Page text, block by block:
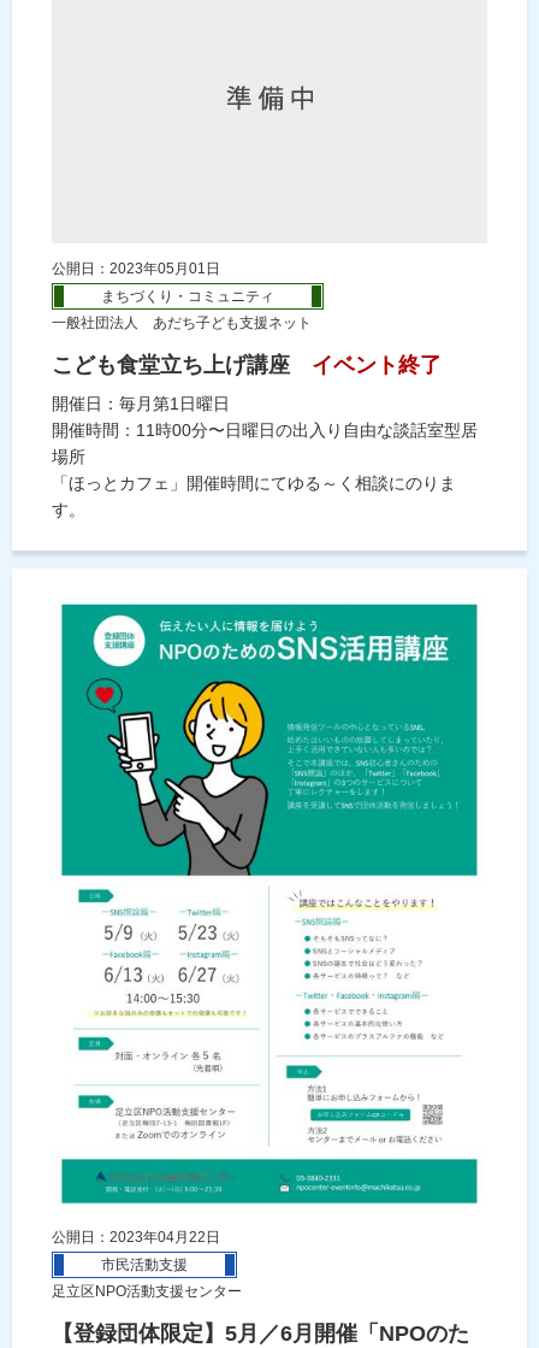
公開日：2023年05月01日
まちづくり・コミュニティ
一般社団法人 あだち子ども支援ネット
こども食堂立ち上げ講座 イベント終了
開催日：毎月第1日曜日
開催時間：11時00分〜日曜日の出入り自由な談話室型居
場所
「ほっとカフェ」開催時間にてゆる～く相談にのりま
す。
公開日：2023年04月22日
市民活動支援
足立区NPO活動支援センター
【登録団体限定】5月／6月開催「NPOのた